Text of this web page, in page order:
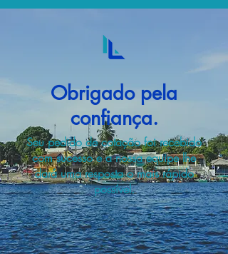
Obrigado pela
confiança.
Seu pedido de cotação foi recebido
com sucesso e a nossa equipe lhe
dará uma resposta o mais rápido
possível.